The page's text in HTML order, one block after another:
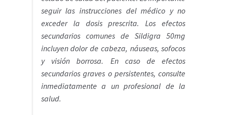
seguir las instrucciones del médico y no
exceder la dosis prescrita. Los efectos
secundarios comunes de Sildigra 50mg
incluyen dolor de cabeza, náuseas, sofocos
y visión borrosa. En caso de efectos
secundarios graves o persistentes, consulte
inmediatamente a un profesional de la
salud.